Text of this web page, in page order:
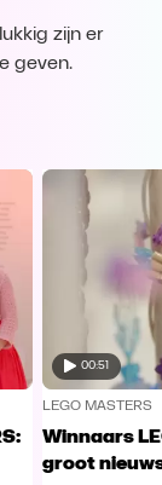
zijn er
geven.
00:51
LEGO MASTERS
Winnaars
groot